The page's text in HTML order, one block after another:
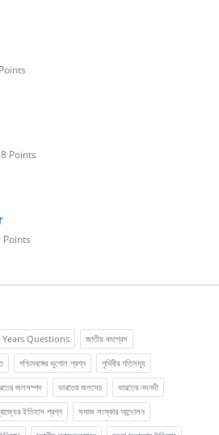
Points
Points
Points
Years Questions
জাতীয় কংগ্রেস
পশ্চিমবঙ্গের ভূগোল প্রশ্ন
পৃথিবীর গতিসমূহ
জলসম্পদ ভারতের জলসেচ
ভারতের নদনদী
ইতিহাস প্রশ্ন
সমাজ সংস্কার আন্দোলন